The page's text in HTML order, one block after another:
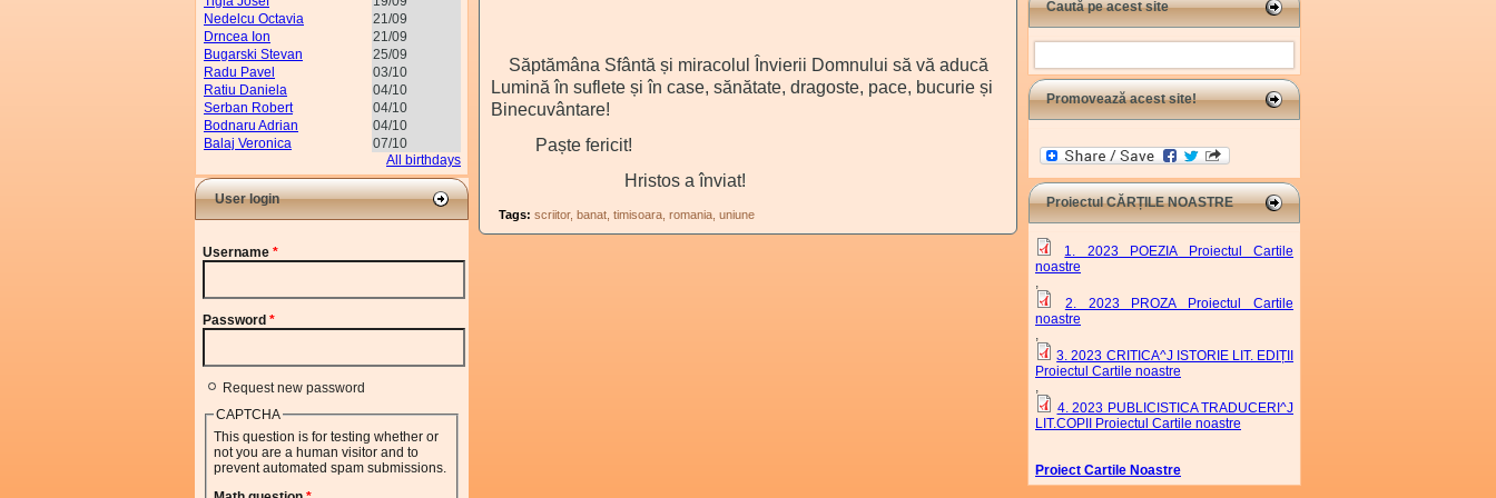
Nedelcu Octavia
21/09
Drncea Ion
21/09
Bugarski Stevan
25/09
Radu Pavel
03/10
Ratiu Daniela
04/10
Serban Robert
04/10
Bodnaru Adrian
04/10
Balaj Veronica
07/10
All birthdays
User login
Username *
Password *
Request new password
CAPTCHA
This question is for testing whether or
not you are a human visitor and to
prevent automated spam submissions.
Săptămâna Sfântă și miracolul Învierii Domnului să vă aducă
Lumină în suflete și în case, sănătate, dragoste, pace, bucurie și
Binecuvântare!
Paște fericit!
Hristos a înviat!
Tags: scriitor banat timisoara romania uniune
Caută pe acest site
Search
Promovează acest site!
Proiectul CĂRȚILE NOASTRE
1. 2023 POEZIA Proiectul Cartile
noastre
,
2. 2023 PROZA Proiectul Cartile
noastre
,
3. 2023 CRITICA^J ISTORIE LIT. EDIȚII
Proiectul Cartile noastre
,
4. 2023 PUBLICISTICA TRADUCERI^J
LIT.COPII Proiectul Cartile noastre
Proiect Cartile Noastre